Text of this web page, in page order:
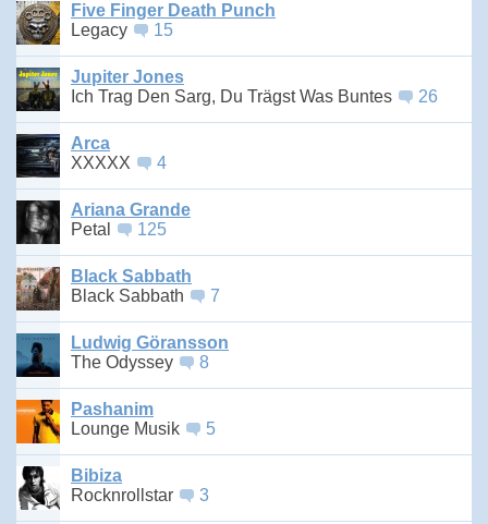
Five Finger Death Punch
Legacy
15
Jupiter Jones
Ich Trag Den Sarg, Du Trägst Was Buntes
26
Arca
XXXXX
4
Ariana Grande
Petal
125
Black Sabbath
Black Sabbath
7
Ludwig Göransson
The Odyssey
8
Pashanim
Lounge Musik
5
Bibiza
Rocknrollstar
3